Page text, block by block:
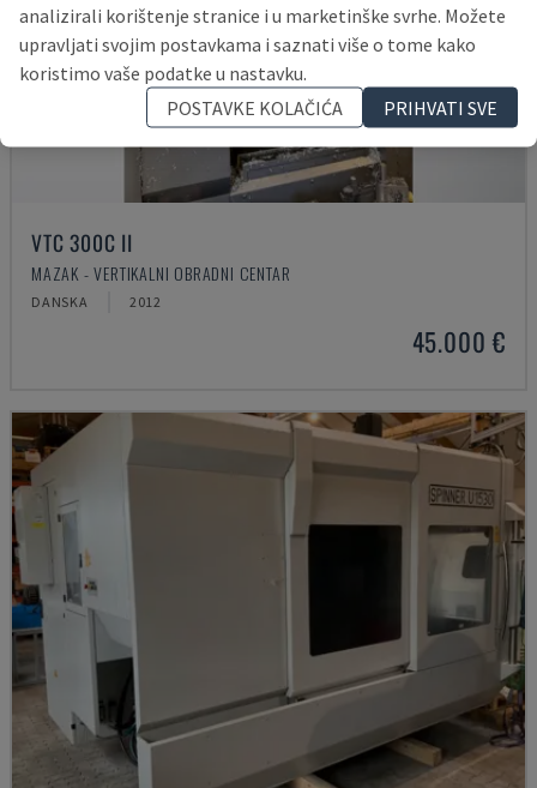
VTC 300C II
MAZAK - VERTIKALNI OBRADNI CENTAR
DANSKA 2012
45.000 €
analizirali korištenje stranice i u marketinške svrhe. Možete
upravljati svojim postavkama i saznati više o tome kako
koristimo vaše podatke u nastavku.
POSTAVKE KOLAČIĆA
PRIHVATI SVE